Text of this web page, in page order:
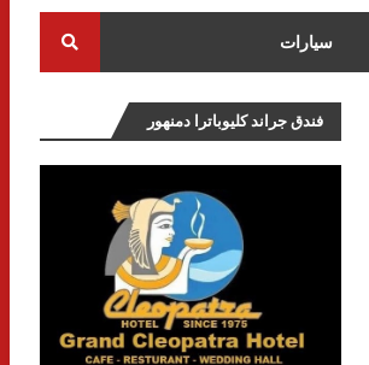
سيارات
فندق جراند كليوباترا دمنهور